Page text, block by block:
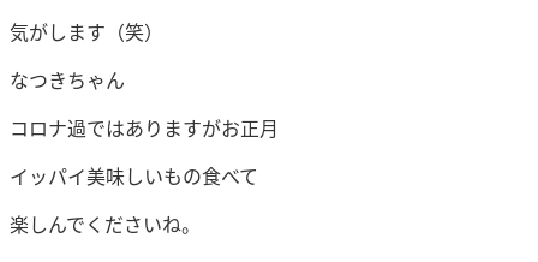
気がします（笑）
なつきちゃん
コロナ過ではありますがお正月
イッパイ美味しいもの食べて
楽しんでくださいね。